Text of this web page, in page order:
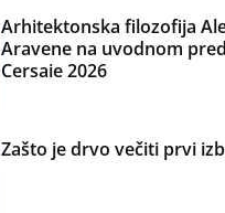
Arhitektonska filozofija
Aravene na uvodnom
Cersaie 2026
Zašto je drvo večiti prvi